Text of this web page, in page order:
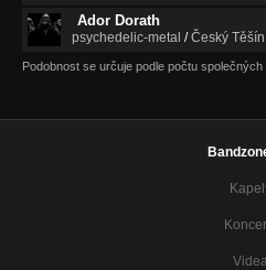
Ador Dorath
psychedelic-metal /Český Těšín
Podobnost se určuje podle počtu společných
Videa